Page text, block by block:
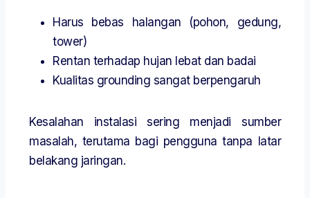
Harus bebas halangan (pohon, gedung,
tower)
Rentan terhadap hujan lebat dan badai
Kualitas grounding sangat berpengaruh
Kesalahan instalasi sering menjadi sumber
masalah, terutama bagi pengguna tanpa latar
belakang jaringan.